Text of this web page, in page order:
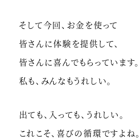
そして今回、お金を使って
皆さんに体験を提供して、
皆さんに喜んでもらっています。
私も、みんなもうれしい。
出ても、入っても、うれしい。
これこそ、喜びの循環ですよね。